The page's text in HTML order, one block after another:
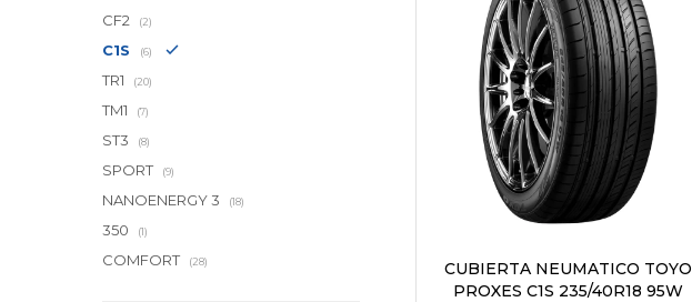
CUBIERTA NEUMATICO TOYO
PROXES C1S 235/40R18 95W
CF2 (2)
C1S (6)
TR1 (20)
TM1 (7)
ST3 (8)
SPORT (9)
NANOENERGY 3 (18)
350 (1)
COMFORT (28)